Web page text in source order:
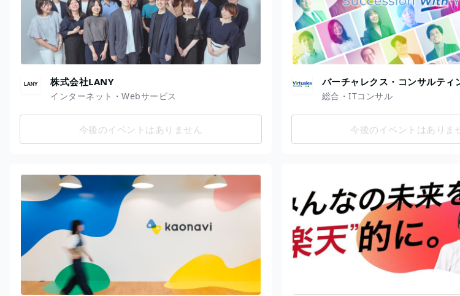
株式会社LANY
インターネット・Webサービス
今後のイベントはありません
バーチャレクス・コンサルティ
総合・ITコンサル
今後のイベントはありま